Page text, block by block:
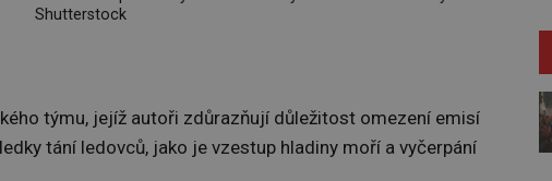
Shutterstock
týmu, jejíž autoři zdůrazňují důležitost omezení emisí
tání ledovců, jako je vzestup hladiny moří a vyčerpání